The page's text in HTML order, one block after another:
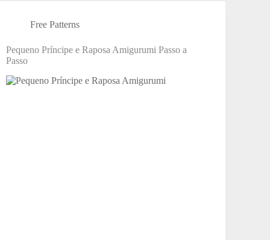
Free Patterns
Pequeno Príncipe e Raposa Amigurumi Passo a
Passo